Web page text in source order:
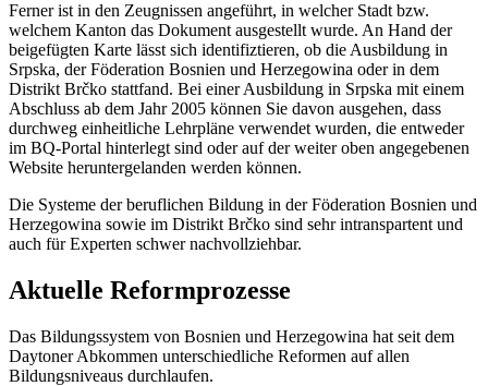
Ferner ist in den Zeugnissen angeführt, in welcher Stadt bzw.
welchem Kanton das Dokument ausgestellt wurde. An Hand der
beigefügten Karte lässt sich identifiztieren, ob die Ausbildung in
Srpska, der Föderation Bosnien und Herzegowina oder in dem
Distrikt Brčko stattfand. Bei einer Ausbildung in Srpska mit einem
Abschluss ab dem Jahr 2005 können Sie davon ausgehen, dass
durchweg einheitliche Lehrpläne verwendet wurden, die entweder
im BQ-Portal hinterlegt sind oder auf der weiter oben angegebenen
Website heruntergelanden werden können.
Die Systeme der beruflichen Bildung in der Föderation Bosnien und
Herzegowina sowie im Distrikt Brčko sind sehr intranspartent und
auch für Experten schwer nachvollziehbar.
Aktuelle Reformprozesse
Das Bildungssystem von Bosnien und Herzegowina hat seit dem
Daytoner Abkommen unterschiedliche Reformen auf allen
Bildungsniveaus durchlaufen.